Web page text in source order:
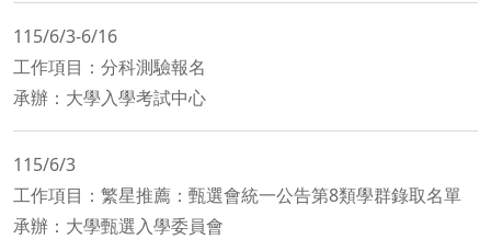
115/6/3-6/16
工作項目：分科測驗報名
承辦：大學入學考試中心
115/6/3
工作項目：繁星推薦：甄選會統一公告第8類學群錄取名單
承辦：大學甄選入學委員會